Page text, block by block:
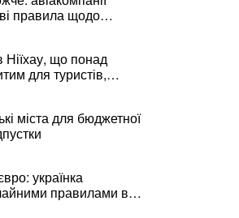
правила щодо
Ніїхау, що понад
для туристів,
відвідувачів
міста для бюджетної
українка
правилами в
правдою